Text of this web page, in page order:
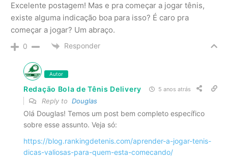
Excelente postagem! Mas e pra começar a jogar tênis,
existe alguma indicação boa para isso? É caro pra
começar a jogar? Um abraço.
0 Responder
Autor
Redação Bola de Tênis Delivery 5 anos atrás
Reply to Douglas
Olá Douglas! Temos um post bem completo específico
sobre esse assunto. Veja só:
https://blog.rankingdetenis.com/aprender-a-jogar-tenis-
dicas-valiosas-para-quem-esta-comecando/